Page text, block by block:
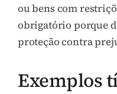
ou bens com
obrigatório porque
proteção contra
Exemplos